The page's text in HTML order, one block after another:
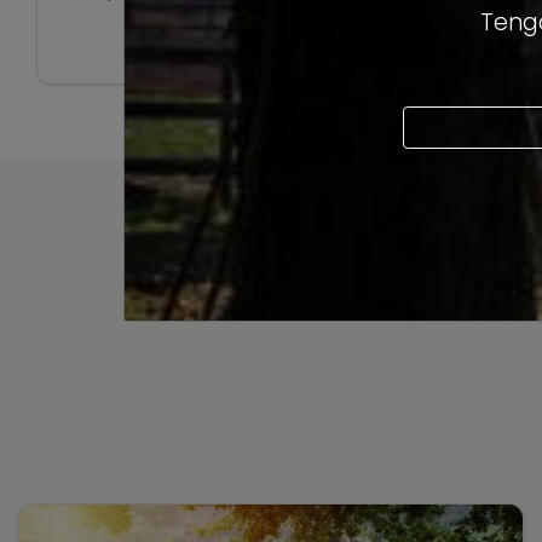
tradición del mundo vitivinícola que tanto
Viña Millaman en colaboración con la Ruta
del Vino Curicó, invitan a disfrutar de una
hermosa tarde en el “Sunset en […]